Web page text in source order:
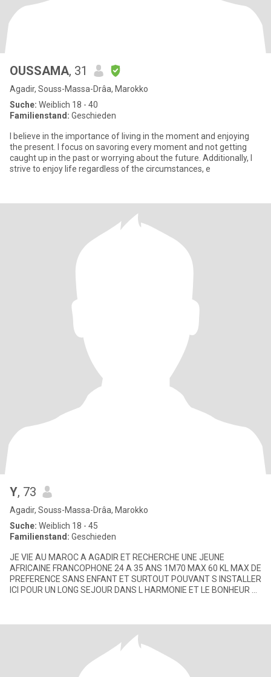
OUSSAMA, 31
Agadir, Souss-Massa-Drâa, Marokko
Suche: Weiblich 18 - 40
Familienstand: Geschieden
I believe in the importance of living in the moment and enjoying
the present. I focus on savoring every moment and not getting
caught up in the past or worrying about the future. Additionally, I
strive to enjoy life regardless of the circumstances, e
Y, 73
Agadir, Souss-Massa-Drâa, Marokko
Suche: Weiblich 18 - 45
Familienstand: Geschieden
JE VIE AU MAROC A AGADIR ET RECHERCHE UNE JEUNE
AFRICAINE FRANCOPHONE 24 A 35 ANS 1M70 MAX 60 KL MAX DE
PREFERENCE SANS ENFANT ET SURTOUT POUVANT S INSTALLER
ICI POUR UN LONG SEJOUR DANS L HARMONIE ET LE BONHEUR SI